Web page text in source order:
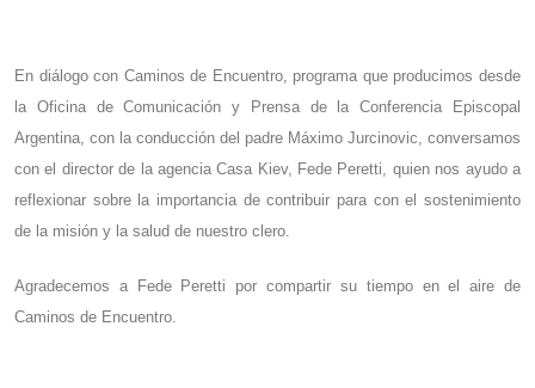
En diálogo con Caminos de Encuentro, programa que producimos desde
la Oficina de Comunicación y Prensa de la Conferencia Episcopal
Argentina, con la conducción del padre Máximo Jurcinovic, conversamos
con el director de la agencia Casa Kiev, Fede Peretti, quien nos ayudo a
reflexionar sobre la importancia de contribuir para con el sostenimiento
de la misión y la salud de nuestro clero.
Agradecemos a Fede Peretti
por compartir su tiempo en el aire de
Caminos de Encuentro.